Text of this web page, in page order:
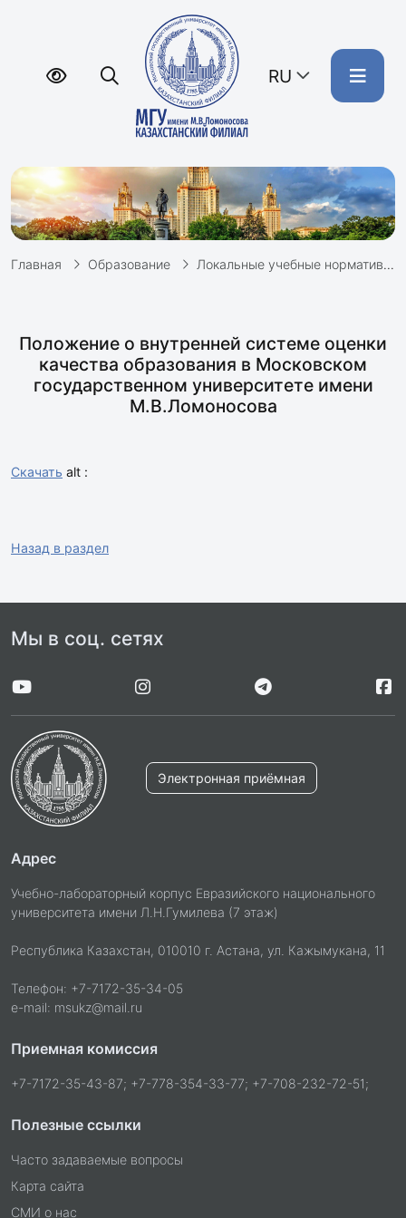
RU
Главная Образование Локальные учебные нормативные документы
Положение о внутренней системе оценки
качества образования в Московском
государственном университете имени
М.В.Ломоносова
Скачать alt :
Назад в раздел
Мы в соц. сетях
Электронная приёмная
Адрес
Учебно-лабораторный корпус Евразийского национального
университета имени Л.Н.Гумилева (7 этаж)
Республика Казахстан, 010010 г. Астана, ул. Кажымукана, 11
Телефон: +7-7172-35-34-05
e-mail: msukz@mail.ru
Приемная комиссия
+7-7172-35-43-87; +7-778-354-33-77; +7-708-232-72-51;
Полезные ссылки
Часто задаваемые вопросы
Карта сайта
СМИ о нас